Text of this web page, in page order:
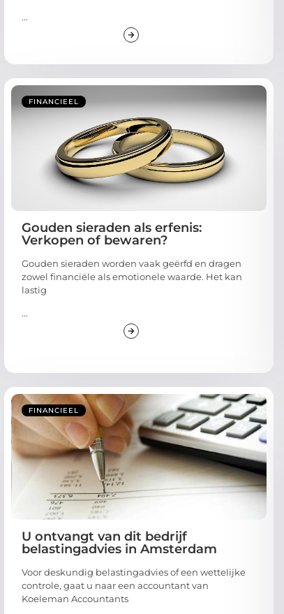
...
FINANCIEEL
Gouden sieraden als erfenis:
Verkopen of bewaren?
Gouden sieraden worden vaak geërfd en dragen
zowel financiële als emotionele waarde. Het kan
lastig
...
FINANCIEEL
U ontvangt van dit bedrijf
belastingadvies in Amsterdam
Voor deskundig belastingadvies of een wettelijke
controle, gaat u naar een accountant van
Koeleman Accountants